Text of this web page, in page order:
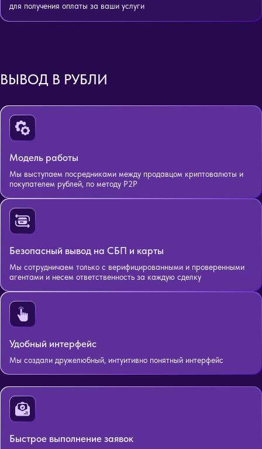
для получения оплаты за ваши услуги
ВЫВОД В РУБЛИ
Модель работы
Мы выступаем посредниками между продавцом криптовалюты и
покупателем рублей, по методу P2P
Безопасный вывод на СБП и карты
Мы сотрудничаем только с верифицированными и проверенными
агентами и несем ответственность за каждую сделку
Удобный интерфейс
Мы создали дружелюбный, интуитивно понятный интерфейс
Быстрое выполнение заявок